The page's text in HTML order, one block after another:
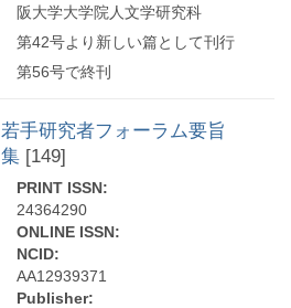
阪大学大学院人文学研究科
第42号より新しい篇として刊行
第56号で終刊
若手研究者フォーラム要旨
集 [149]
PRINT ISSN:
24364290
ONLINE ISSN:
NCID:
AA12939371
Publisher: